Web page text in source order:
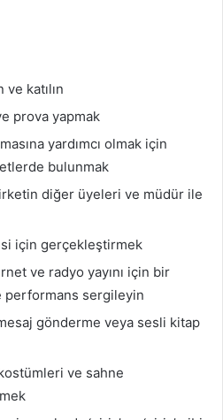
ve katılın
prova yapmak
yardımcı olmak için
bulunmak
diğer üyeleri ve müdür ile
için gerçekleştirmek
ve radyo yayını için bir
performans sergileyin
gönderme veya sesli kitap
ve sahne